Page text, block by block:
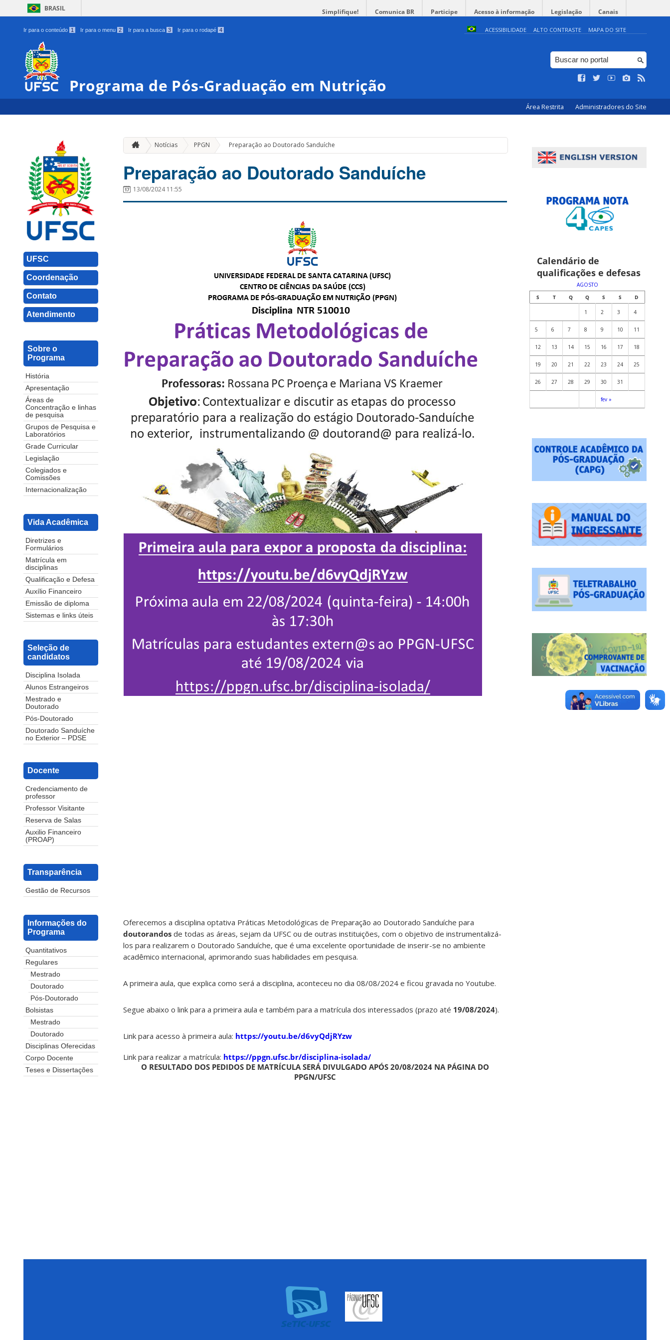
BRASIL Simplifique! Comunica BR Participe Acesso à informação Legislação Canais
Ir para o conteúdo 1 Ir para o menu 2 Ir para a busca 3 Ir para o rodapé 4 ACESSIBILIDADE ALTO CONTRASTE MAPA DO SITE
Programa de Pós-Graduação em Nutrição
Área Restrita Administradores do Site
UFSC
Coordenação
Contato
Atendimento
Sobre o
Programa
História
Apresentação
Áreas de
Concentração e linhas
de pesquisa
Grupos de Pesquisa e
Laboratórios
Grade Curricular
Legislação
Colegiados e
Comissões
Internacionalização
Vida Acadêmica
Diretrizes e
Formulários
Matrícula em
disciplinas
Qualificação e Defesa
Auxílio Financeiro
Emissão de diploma
Sistemas e links úteis
Seleção de
candidatos
Disciplina Isolada
Alunos Estrangeiros
Mestrado e
Doutorado
Pós-Doutorado
Doutorado Sanduíche
no Exterior – PDSE
Docente
Credenciamento de
professor
Professor Visitante
Reserva de Salas
Auxilio Financeiro
(PROAP)
Transparência
Gestão de Recursos
Informações do
Programa
Quantitativos
Regulares
Mestrado
Doutorado
Pós-Doutorado
Bolsistas
Mestrado
Doutorado
Disciplinas Oferecidas
Corpo Docente
Teses e Dissertações
Notícias PPGN » Preparação ao Doutorado Sanduíche
Preparação ao Doutorado Sanduíche
13/08/2024 11:55
Oferecemos a disciplina optativa Práticas Metodológicas de Preparação ao Doutorado Sanduíche para
doutorandos de todas as áreas, sejam da UFSC ou de outras instituições, com o objetivo de instrumentalizá-
los para realizarem o Doutorado Sanduíche, que é uma excelente oportunidade de inserir-se no ambiente
acadêmico internacional, aprimorando suas habilidades em pesquisa.
A primeira aula, que explica como será a disciplina, aconteceu no dia 08/08/2024 e ficou gravada no Youtube.
Segue abaixo o link para a primeira aula e também para a matrícula dos interessados (prazo até 19/08/2024).
Link para acesso à primeira aula: https://youtu.be/d6vyQdjRYzw
Link para realizar a matrícula: https://ppgn.ufsc.br/disciplina-isolada/
O RESULTADO DOS PEDIDOS DE MATRÍCULA SERÁ DIVULGADO APÓS 20/08/2024 NA PÁGINA DO
PPGN/UFSC
Calendário de
qualificações e defesas
AGOSTO
S
T Q Q S S D
fev »
1 2 3 4
5 6 7 8 9 10 11
12 13 14 15 16 17 18
19 20 21 22 23 24 25
26 27 28 29 30 31